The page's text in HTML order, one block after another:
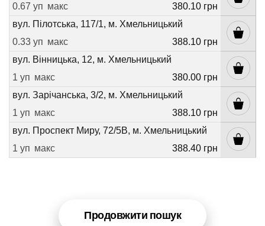
0.67 уп макс
380.10 грн
вул. Пілотська, 117/1, м. Хмельницький
0.33 уп макс
388.10 грн
вул. Вінницька, 12, м. Хмельницький
1 уп макс
380.00 грн
вул. Зарічанська, 3/2, м. Хмельницький
1 уп макс
388.10 грн
вул. Проспект Миру, 72/5В, м. Хмельницький
1 уп макс 388.40 грн
Продовжити пошук